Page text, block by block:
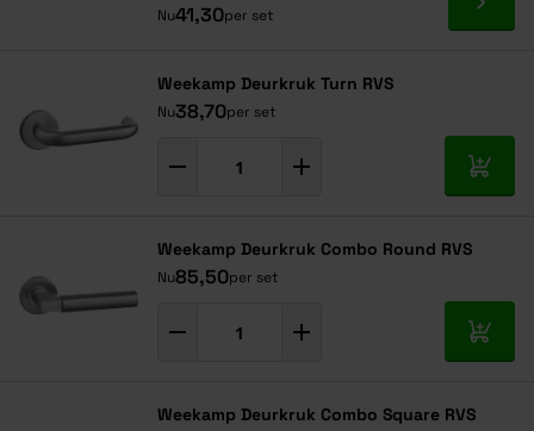
Nu41,30per set Ga
Weekamp Deurkruk Turn RVS
Nu38,70per set
In
Weekamp Deurkruk Combo Round RVS
Nu85,50per set
In
Weekamp Deurkruk Combo Square RVS